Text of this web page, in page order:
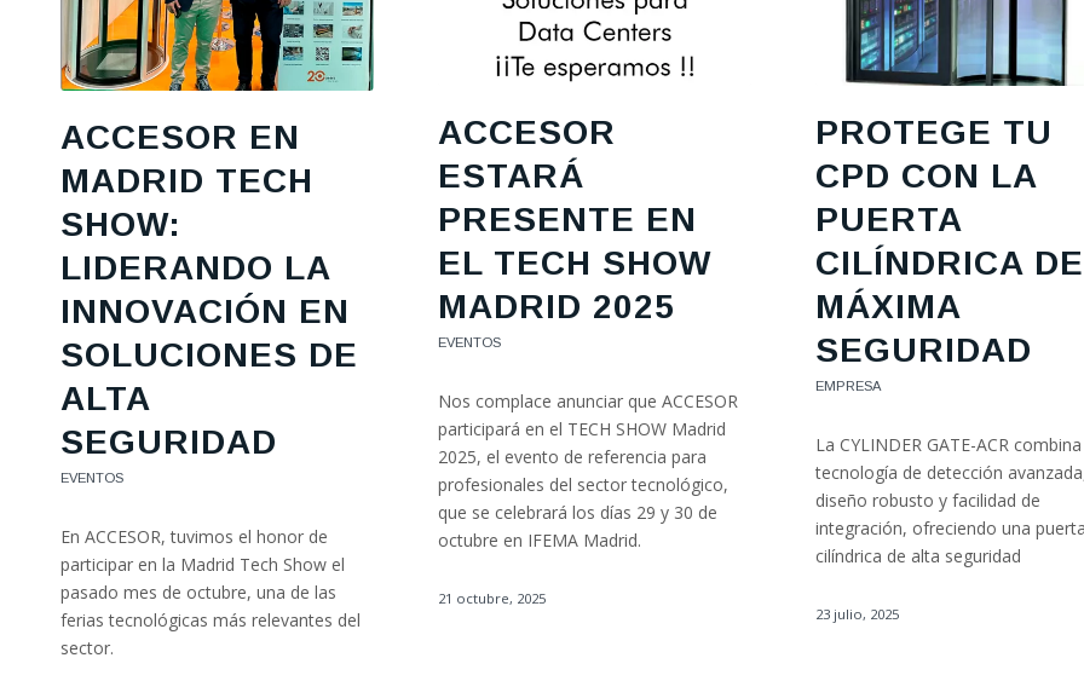
ACCESOR EN
MADRID TECH
SHOW:
LIDERANDO LA
INNOVACIÓN EN
SOLUCIONES DE
ALTA
SEGURIDAD
EVENTOS
En ACCESOR, tuvimos el honor de
participar en la Madrid Tech Show el
pasado mes de octubre, una de las
ferias tecnológicas más relevantes del
sector.
ACCESOR
ESTARÁ
PRESENTE EN
EL TECH SHOW
MADRID 2025
EVENTOS
Nos complace anunciar que ACCESOR
participará en el TECH SHOW Madrid
2025, el evento de referencia para
profesionales del sector tecnológico,
que se celebrará los días 29 y 30 de
octubre en IFEMA Madrid.
21 octubre, 2025
PROTEGE TU
CPD CON LA
PUERTA
CILÍNDRICA DE
MÁXIMA
SEGURIDAD
EMPRESA
La CYLINDER GATE-ACR combina
tecnología de detección
diseño robusto y facilidad de
integración, ofreciendo una
cilíndrica de alta seguridad
23 julio, 2025